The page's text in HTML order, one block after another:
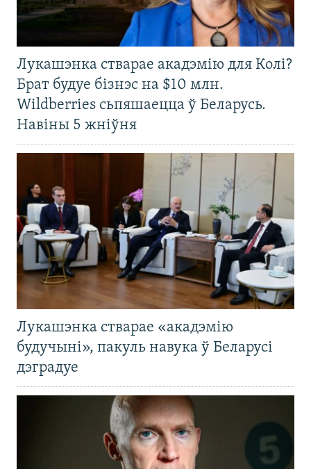
Лукашэнка стварае акадэмію для Колі?
Брат будуе бізнэс на $10 млн.
Wildberries сьпяшаецца ў Беларусь.
Навіны 5 жніўня
Лукашэнка стварае «акадэмію
будучыні», пакуль навука ў Беларусі
дэградуе